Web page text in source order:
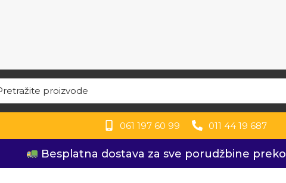
061 197 60 99 011 44 19 687
Besplatna dostava za sve porudžbine preko